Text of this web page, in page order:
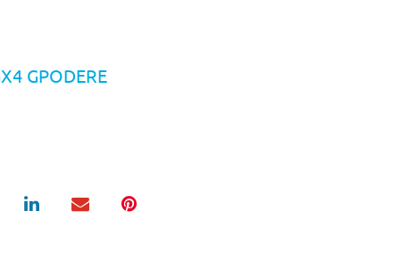
GPODERE